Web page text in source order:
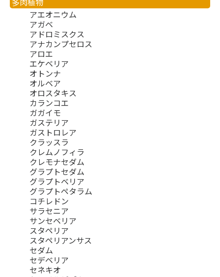
アエオニウム
アガベ
アドロミスクス
アナカンプセロス
アロエ
エケベリア
オトンナ
オルベア
オロスタキス
カランコエ
ガガイモ
ガステリア
ガストロレア
クラッスラ
クレムノフィラ
クレモナセダム
グラプトセダム
グラプトベリア
グラプトペタラム
コチレドン
サラセニア
サンセベリア
スタペリア
スタペリアンサス
セダム
セデベリア
セネキオ